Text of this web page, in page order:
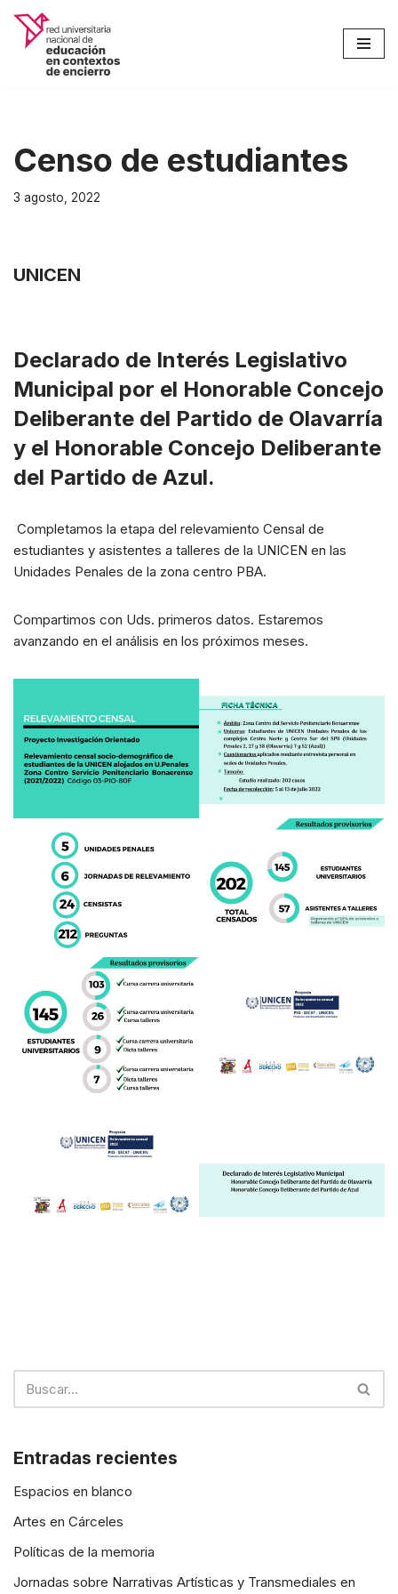
Saltar
Censo de estudiantes
3 agosto, 2022
UNICEN
Declarado de Interés Legislativo
Municipal por el Honorable Concejo
Deliberante del Partido de Olavarría
y el Honorable Concejo Deliberante
del Partido de Azul.
Completamos la etapa del relevamiento Censal de
estudiantes y asistentes a talleres de la UNICEN en las
Unidades Penales de la zona centro PBA.
Compartimos con Uds. primeros datos. Estaremos
avanzando en el análisis en los próximos meses.
Entradas recientes
Espacios en blanco
Artes en Cárceles
Políticas de la memoria
Jornadas sobre Narrativas Artísticas y Transmediales en